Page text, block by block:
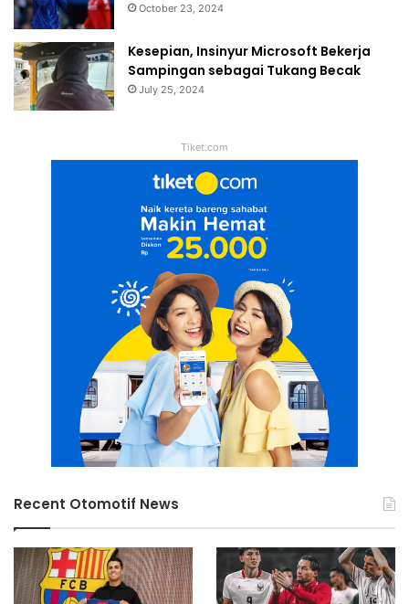
October 23, 2024
Kesepian, Insinyur Microsoft Bekerja
Sampingan sebagai Tukang Becak
July 25, 2024
Tiket.com
Recent Otomotif News